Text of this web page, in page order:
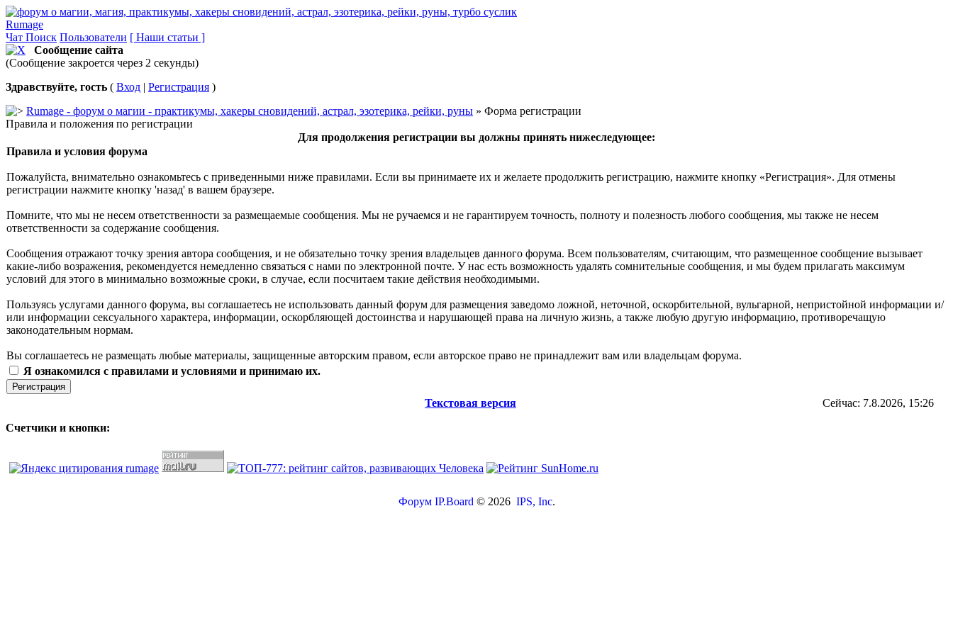
Rumage
Чат Поиск Пользователи [ Наши статьи ]
Сообщение сайта
(Сообщение закроется через 2 секунды)
Здравствуйте, гость ( Вход | Регистрация )
Rumage - форум о магии - практикумы, хакеры сновидений, астрал, эзотерика, рейки, руны » Форма регистрации
Правила и положения по регистрации
Для продолжения регистрации вы должны принять нижеследующее:
Правила и условия форума
Пожалуйста, внимательно ознакомьтесь с приведенными ниже правилами. Если вы принимаете их и желаете продолжить регистрацию, нажмите кнопку «Регистрация». Для отмены
регистрации нажмите кнопку 'назад' в вашем браузере.
Помните, что мы не несем ответственности за размещаемые сообщения. Мы не ручаемся и не гарантируем точность, полноту и полезность любого сообщения, мы также не несем
ответственности за содержание сообщения.
Сообщения отражают точку зрения автора сообщения, и не обязательно точку зрения владельцев данного форума. Всем пользователям, считающим, что размещенное сообщение вызывает
какие-либо возражения, рекомендуется немедленно связаться с нами по электронной почте. У нас есть возможность удалять сомнительные сообщения, и мы будем прилагать максимум
условий для этого в минимально возможные сроки, в случае, если посчитаем такие действия необходимыми.
Пользуясь услугами данного форума, вы соглашаетесь не использовать данный форум для размещения заведомо ложной, неточной, оскорбительной, вульгарной, непристойной информации и/
или информации сексуального характера, информации, оскорбляющей достоинства и нарушающей права на личную жизнь, а также любую другую информацию, противоречащую
законодательным нормам.
Вы соглашаетесь не размещать любые материалы, защищенные авторским правом, если авторское право не принадлежит вам или владельцам форума.
Я ознакомился с правилами и условиями и принимаю их.
Текстовая версия Сейчас: 7.8.2026, 15:26
Счетчики и кнопки:
Форум IP.Board © 2026 IPS, Inc.